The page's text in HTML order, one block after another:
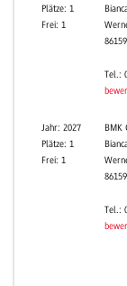
Plätze: 1
Frei: 1
Tel.:
Jahr: 2027
Plätze: 1
Frei: 1
BMK
Tel.: